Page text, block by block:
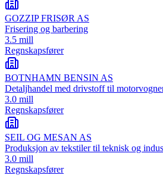
GOZZIP FRISØR AS
Frisering og barbering
3.5 mill
Regnskapsfører
BOTNHAMN BENSIN AS
Detaljhandel med drivstoff til
3.0 mill
Regnskapsfører
SEIL OG MESAN AS
Produksjon av tekstiler til teknisk og
3.0 mill
Regnskapsfører